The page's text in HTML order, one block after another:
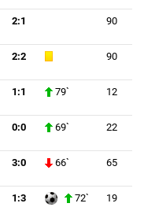
2:1 90
2:2 90
1:1 79` 12
0:0 69` 22
3:0 66` 65
1:3 72` 19